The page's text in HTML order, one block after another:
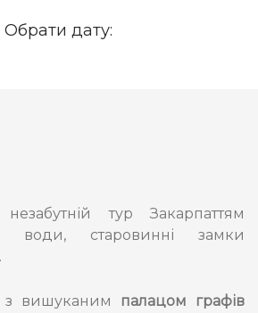
Обрати дату:
тур Закарпаттям
старовинні замки
з вишуканим палацом графів